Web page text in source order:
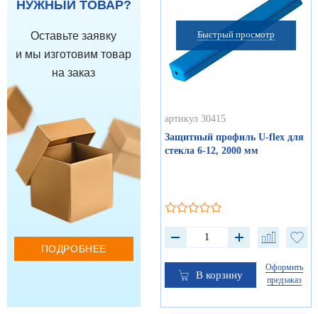
НУЖНЫЙ ТОВАР?
Оставьте заявку
и мы изготовим товар
на заказ
ПОДРОБНЕЕ
Быстрый просмотр
артикул 30415
Защитный профиль U-flex для
стекла 6-12, 2000 мм
В корзину
Оформить
предзаказ